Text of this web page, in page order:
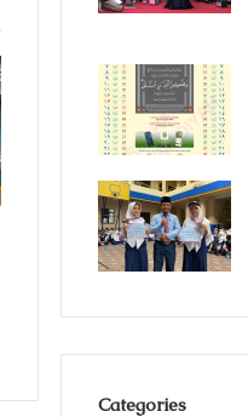
Categories